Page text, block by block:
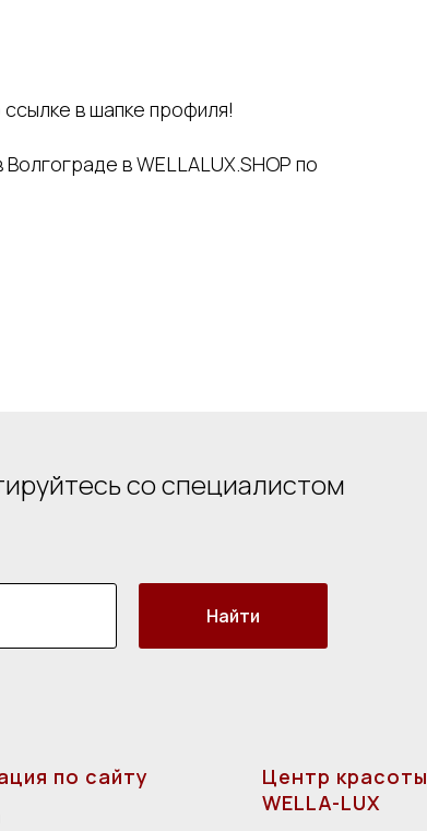
в шапке профиля!
в WELLALUX.SHOP по
со специалистом
Найти
по сайту
Центр красоты
WELLA-LUX